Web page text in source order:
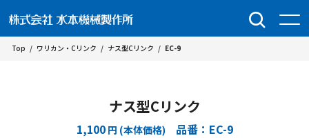
Top / ワリカン・Cリンク / ナス型Cリンク / EC-9
ナス型Cリンク
1,100 円 (本体価格) 品番：EC-9